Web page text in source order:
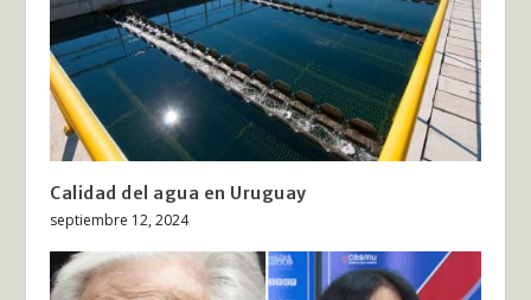
Calidad del agua en Uruguay
septiembre 12, 2024